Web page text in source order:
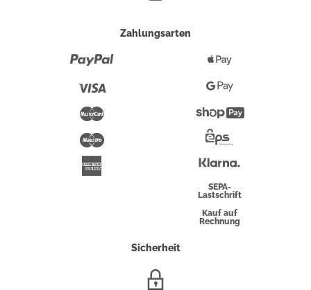
Zahlungsarten
Maestro
Pay
Google
PayShopify
Überweisung
SEPA-
Lastschrift
Kauf auf
Rechnung
Sicherheit